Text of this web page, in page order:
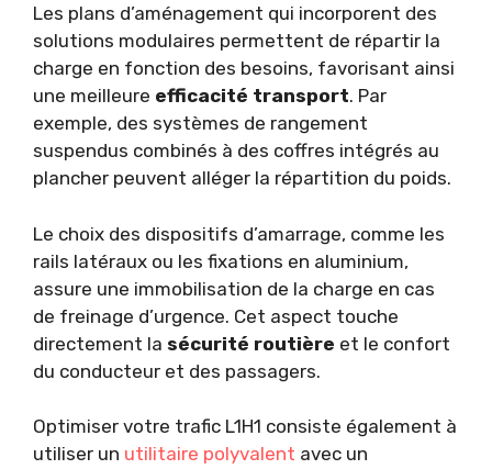
Les plans d’aménagement qui incorporent des
solutions modulaires permettent de répartir la
charge en fonction des besoins, favorisant ainsi
une meilleure efficacité transport. Par
exemple, des systèmes de rangement
suspendus combinés à des coffres intégrés au
plancher peuvent alléger la répartition du poids.
Le choix des dispositifs d’amarrage, comme les
rails latéraux ou les fixations en aluminium,
assure une immobilisation de la charge en cas
de freinage d’urgence. Cet aspect touche
directement la sécurité routière et le confort
du conducteur et des passagers.
Optimiser votre trafic L1H1 consiste également à
utiliser un utilitaire polyvalent avec un